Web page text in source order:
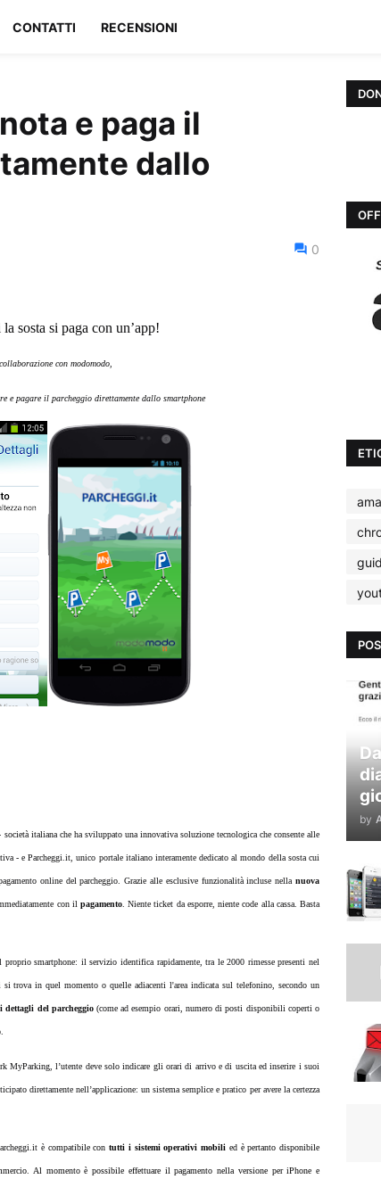
CONTATTI RECENSIONI
e paga il
dallo
0
sosta si paga con un’app!
con modomodo
e pagare il parcheggio direttamente dallo smartphone
società italiana che ha sviluppato una innovativa soluzione tecnologica che consente alle
- e Parcheggi.it,unico portale italiano interamente dedicato al mondo della sosta cui
online del parcheggio . Grazie alle esclusive funzionalità incluse nellanuova
con ilpagamento . Niente ticket da esporre, niente code alla cassa. Basta
proprio smartphone: il servizio identifica rapidamente, tra le 2000 rimesse presenti nel
trova in quel momento o quelle adiacenti l'area indicata sul telefonino, secondo un
i dettagli del parcheggio (come ad esempio orari, numero di posti disponibili coperti o
l’utente deve solo indicare gli orari di arrivo e di uscita ed inserire i suoi
direttamente nell’applicazione: un sistema semplice e pratico per avere la certezza
è compatibile con tutti i sistemi operativi mobili ed è pertanto disponibile
Al momento è possibile effettuare il pagamento nella versione per iPhone e
by